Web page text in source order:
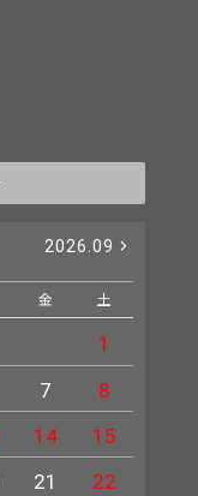
2026.09
金 土
1
7
8
14
15
21
22